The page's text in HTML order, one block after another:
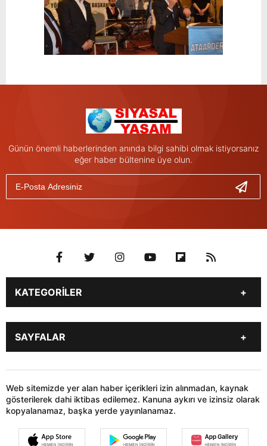
Günün önemli haberlerinden anında bilgi sahibi olmak istiyorsanız
eğer haber bültenine üye olun.
KATEGORİLER
Genel
Gündem
Son Dakika
İstanbul
Stk
Siyaset
Dünya
Sağlık
Teknoloji
SAYFALAR
HABER GÖNDER
Web sitemizde yer alan haber içerikleri izin alınmadan, kaynak
gösterilerek dahi iktibas edilemez. Kanuna aykırı ve izinsiz olarak
kopyalanamaz, başka yerde yayınlanamaz.